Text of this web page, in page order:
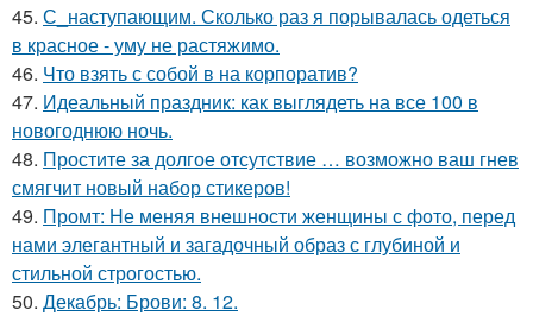
45. С_наступающим. Сколько раз я порывалась одеться
в красное - уму не растяжимо.
46. Что взять с собой в на корпоратив?
47. Идеальный праздник: как выглядеть на все 100 в
новогоднюю ночь.
48. Простите за долгое отсутствие … возможно ваш гнев
смягчит новый набор стикеров!
49. Промт: Не меняя внешности женщины с фото, перед
нами элегантный и загадочный образ с глубиной и
стильной строгостью.
50. Декабрь: Брови: 8. 12.